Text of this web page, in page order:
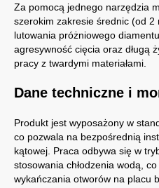
Za pomocą jednego narzędzia
szerokim zakresie średnic (od 2
lutowania próżniowego
agresywność cięcia oraz długą
pracy z twardymi materiałami.
Dane techniczne i
Produkt jest wyposażony w
co pozwala na bezpośrednią
kątowej. Praca odbywa się w
stosowania chłodzenia wodą,
wykańczania otworów na placu